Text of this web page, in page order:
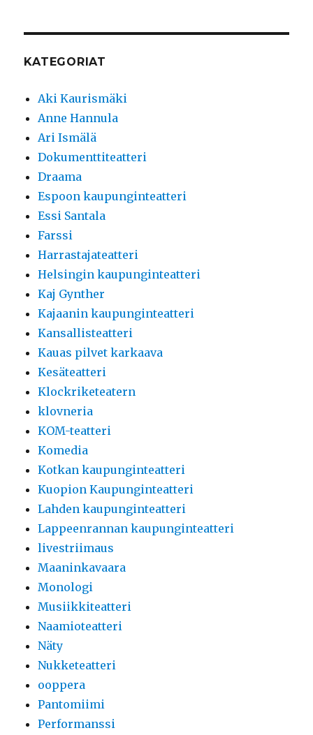
KATEGORIAT
Aki Kaurismäki
Anne Hannula
Ari Ismälä
Dokumenttiteatteri
Draama
Espoon kaupunginteatteri
Essi Santala
Farssi
Harrastajateatteri
Helsingin kaupunginteatteri
Kaj Gynther
Kajaanin kaupunginteatteri
Kansallisteatteri
Kauas pilvet karkaava
Kesäteatteri
Klockriketeatern
klovneria
KOM-teatteri
Komedia
Kotkan kaupunginteatteri
Kuopion Kaupunginteatteri
Lahden kaupunginteatteri
Lappeenrannan kaupunginteatteri
livestriimaus
Maaninkavaara
Monologi
Musiikkiteatteri
Naamioteatteri
Näty
Nukketeatteri
ooppera
Pantomiimi
Performanssi